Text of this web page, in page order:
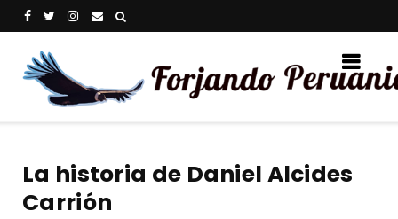
La historia de Daniel Alcides
Carrión